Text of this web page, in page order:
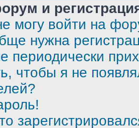
и
могу войти на
нужна
периодически
чтобы я не